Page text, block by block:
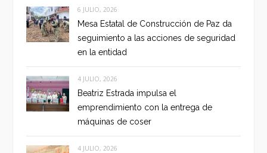
6 JULIO, 2026
Mesa Estatal de Construcción de Paz da
seguimiento a las acciones de seguridad
en la entidad
4 JULIO, 2026
Beatriz Estrada impulsa el
emprendimiento con la entrega de
máquinas de coser
4 JULIO, 2026